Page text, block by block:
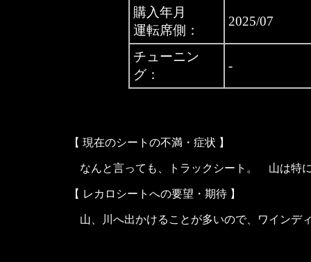
購入年月
運転席側：
2025/07
チューニン
グ：
-
【 現在のシートの不満・症状 】
なんと言っても、トラックシート。 山は特
【 レカロシートへの要望・期待 】
山、川へ出かけることが多いので、ワインデ